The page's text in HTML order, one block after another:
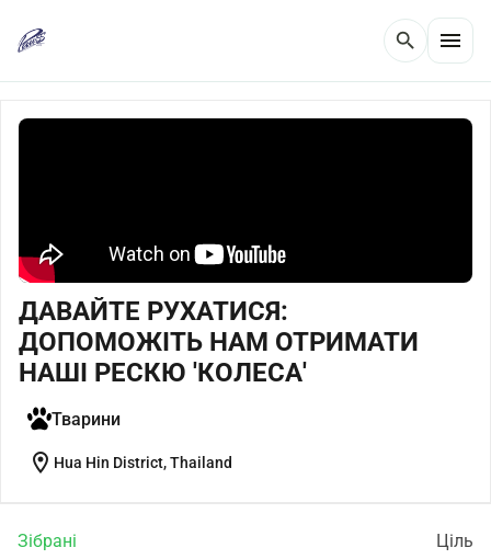
search menu
ДАВАЙТЕ РУХАТИСЯ:
ДОПОМОЖІТЬ НАМ ОТРИМАТИ
НАШІ РЕСКЮ 'КОЛЕСА'
Тварини
location_on Hua Hin District, Thailand
Зібрані Ціль